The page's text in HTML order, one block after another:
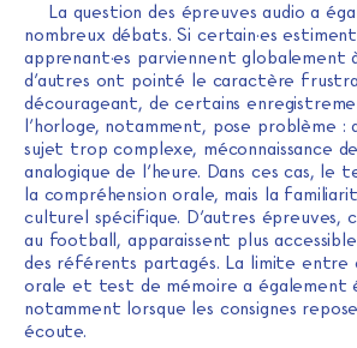
La question des épreuves audio a
nombreux débats. Si certain·es
apprenant·es parviennent globalement
d’autres ont pointé le caractère
décourageant, de certains
l’horloge, notamment, pose problème
sujet trop complexe, méconnaissance
analogique de l’heure. Dans ces cas, le
la compréhension orale, mais la
culturel spécifique. D’autres épreuves,
au football, apparaissent plus
des référents partagés. La limite entre
orale et test de mémoire a également
notamment lorsque les consignes
écoute.